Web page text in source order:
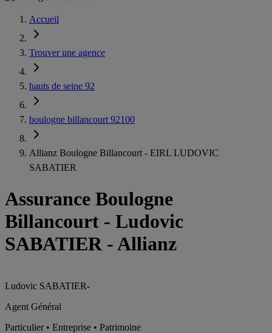
Accueil
Trouver une agence
hauts de seine 92
boulogne billancourt 92100
Allianz Boulogne Billancourt - EIRL LUDOVIC
SABATIER
Assurance Boulogne
Billancourt - Ludovic
SABATIER - Allianz
Ludovic SABATIER-
Agent Général
Particulier • Entreprise • Patrimoine